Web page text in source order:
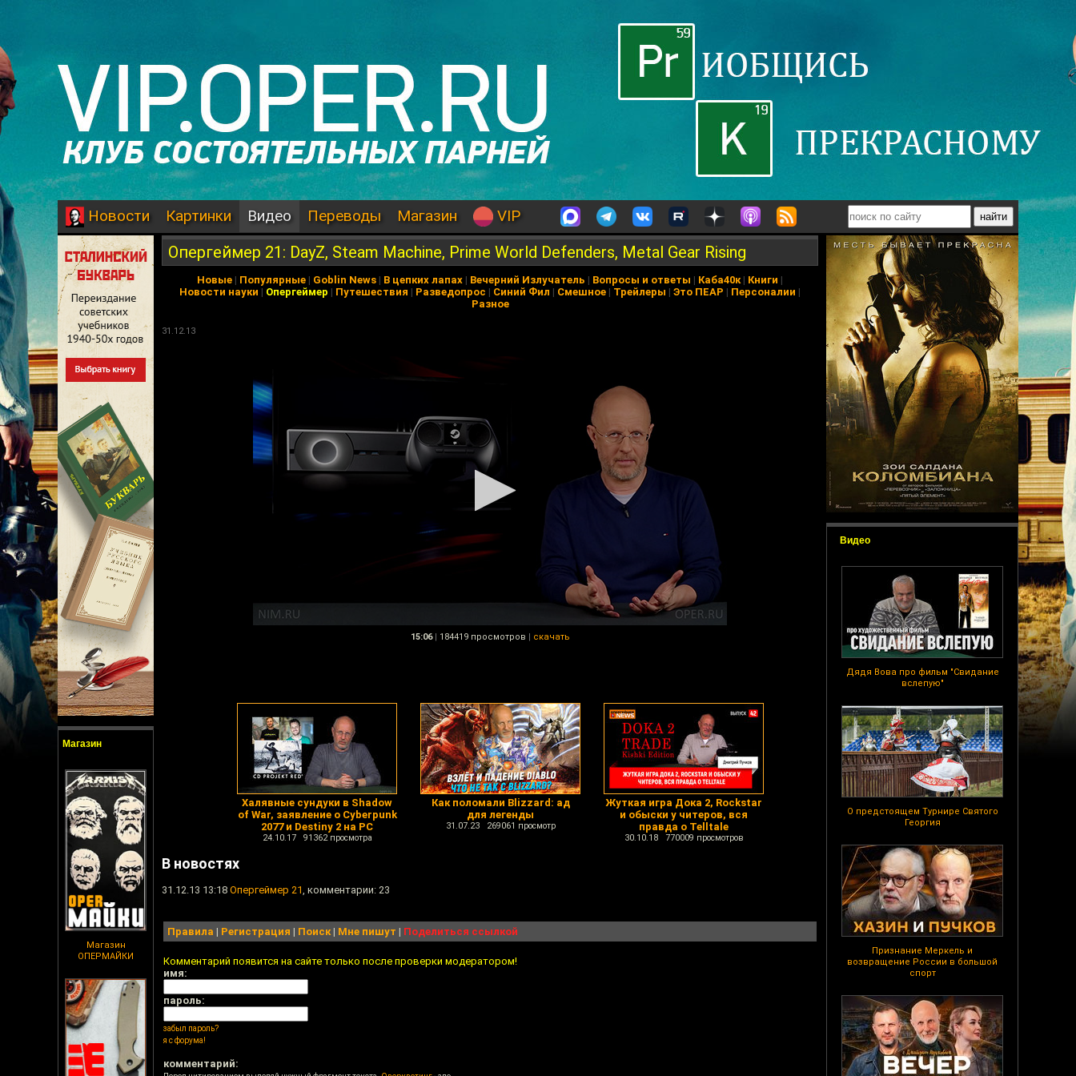
Новости Картинки Видео Переводы Магазин VIP
Магазин
Магазин
ОПЕРМАЙКИ
Видео
Дядя Вова про фильм "Свидание
вслепую"
О предстоящем Турнире Святого
Георгия
Признание Меркель и
возвращение России в большой
спорт
Опергеймер 21: DayZ, Steam Machine, Prime World Defenders, Metal Gear Rising
Новые | Популярные | Goblin News | В цепких лапах | Вечерний Излучатель | Вопросы и ответы | Каба40к| Книги |
Новости науки | Опергеймер | Путешествия | Разведопрос | Синий Фил | Смешное | Трейлеры | Это ПЕАР | Персоналии |
Разное
31.12.13
15:06 | 184419 просмотров | скачать
Халявные сундуки в Shadow
of War, заявление о Cyberpunk
2077 и Destiny 2 на PC
24.10.17 91362 просмотра
Как поломали Blizzard: ад
для легенды
31.07.23 269061 просмотр
Жуткая игра Дока 2, Rockstar
и обыски у читеров, вся
правда о Telltale
30.10.18 770009 просмотров
В новостях
31.12.13 13:18 Опергеймер 21, комментарии: 23
Правила | Регистрация | Поиск| Мне пишут | Поделиться ссылкой
Комментарий появится на сайте только после проверки модератором!
имя:
пароль:
забыл пароль?
я с форума!
комментарий: